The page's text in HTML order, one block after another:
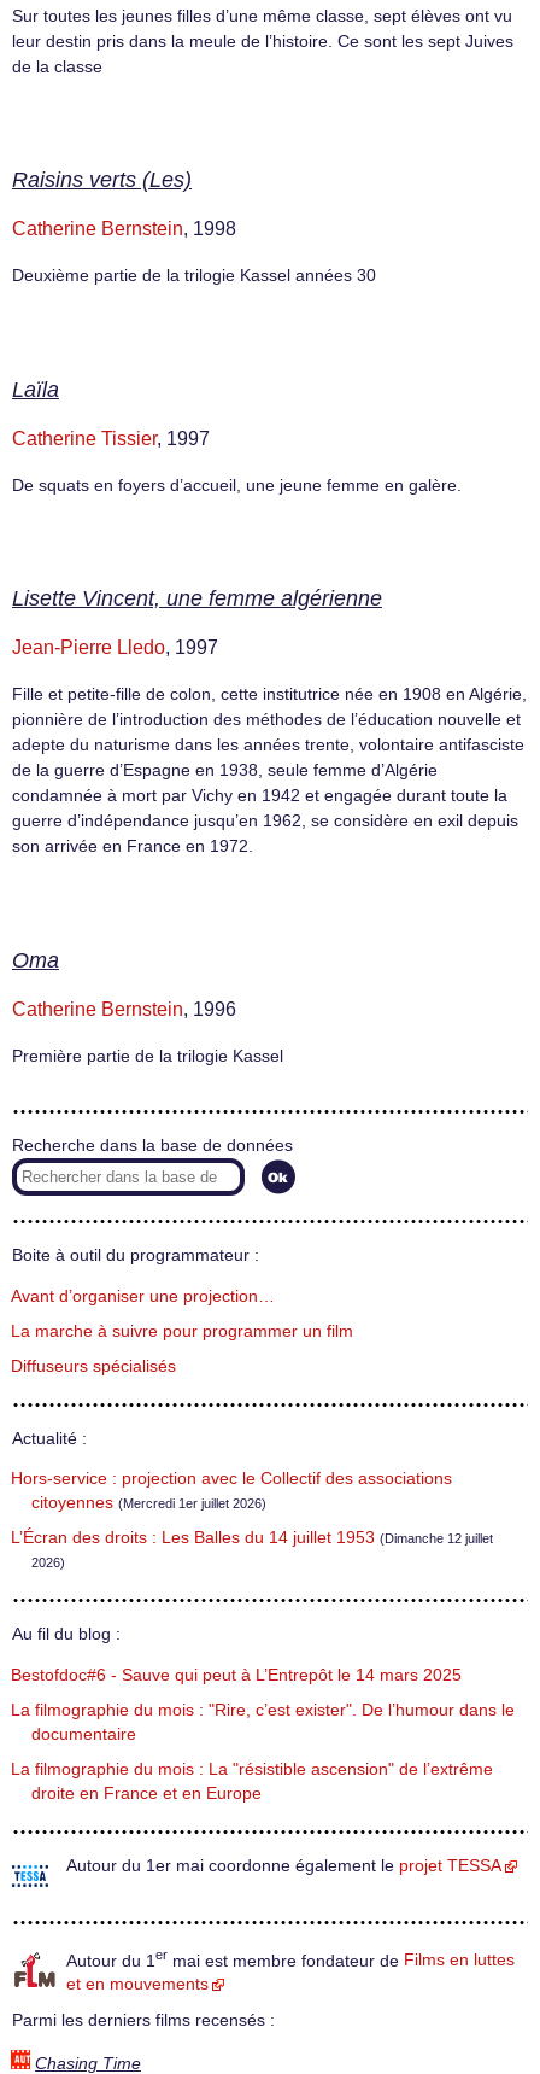
Sur toutes les jeunes filles d’une même classe, sept élèves ont vu
leur destin pris dans la meule de l’histoire. Ce sont les sept Juives
de la classe
Raisins verts (Les)
Catherine Bernstein, 1998
Deuxième partie de la trilogie Kassel années 30
Laïla
Catherine Tissier, 1997
De squats en foyers d’accueil, une jeune femme en galère.
Lisette Vincent, une femme algérienne
Jean-Pierre Lledo, 1997
Fille et petite-fille de colon, cette institutrice née en 1908 en Algérie,
pionnière de l’introduction des méthodes de l’éducation nouvelle et
adepte du naturisme dans les années trente, volontaire antifasciste
de la guerre d’Espagne en 1938, seule femme d’Algérie
condamnée à mort par Vichy en 1942 et engagée durant toute la
guerre d’indépendance jusqu’en 1962, se considère en exil depuis
son arrivée en France en 1972.
Oma
Catherine Bernstein, 1996
Première partie de la trilogie Kassel
Recherche dans la base de données
Boite à outil du programmateur :
Avant d’organiser une projection…
La marche à suivre pour programmer un film
Diffuseurs spécialisés
Actualité :
Hors-service : projection avec le Collectif des associations
citoyennes (Mercredi 1er juillet 2026)
L’Écran des droits : Les Balles du 14 juillet 1953 (Dimanche 12 juillet
2026)
Au fil du blog :
Bestofdoc#6 - Sauve qui peut à L’Entrepôt le 14 mars 2025
La filmographie du mois : "Rire, c’est exister". De l’humour dans le
documentaire
La filmographie du mois : La "résistible ascension" de l’extrême
droite en France et en Europe
Autour du 1er mai coordonne également le projet TESSA
Autour du 1 er mai est membre fondateur de Films en luttes
et en mouvements
Parmi les derniers films recensés :
Chasing Time